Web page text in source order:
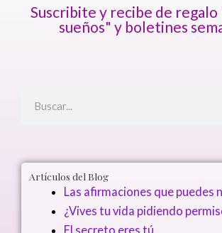
Suscribite y recibe de
sueños" y boletines
Artículos del Blog
Las afirmaciones que puedes
¿Vives tu vida pidiendo
El secreto eres tú